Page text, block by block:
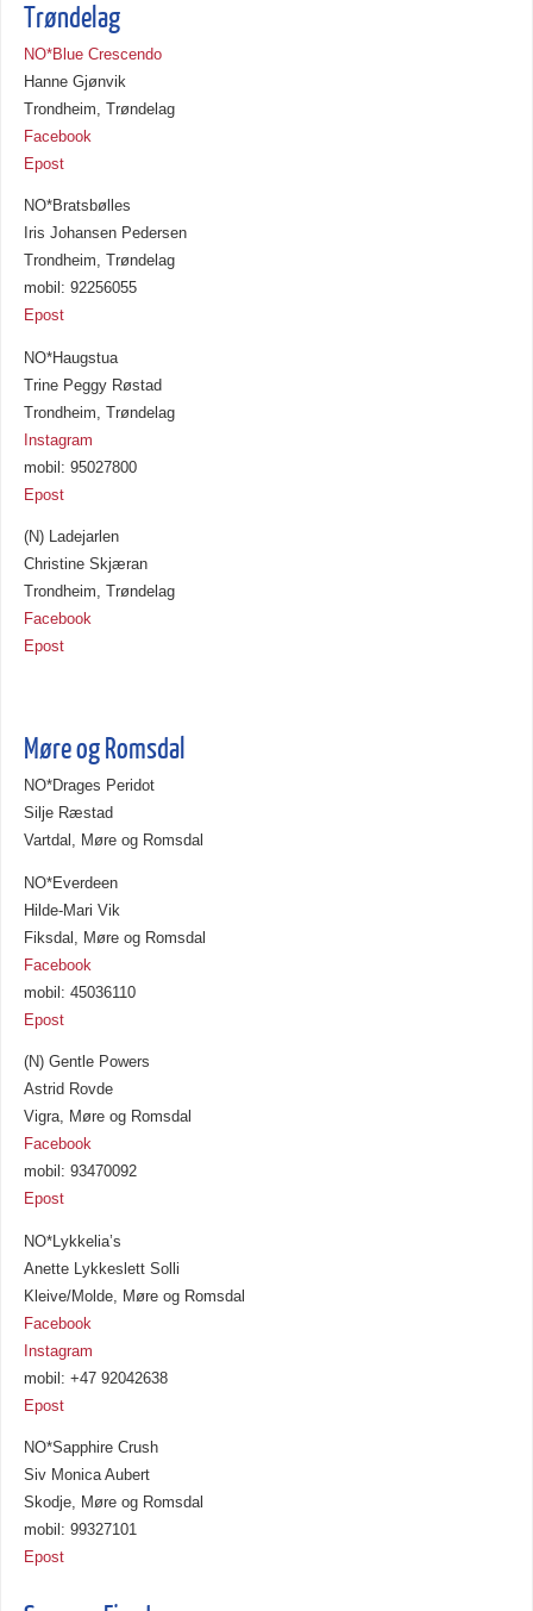
Trøndelag
NO*Blue Crescendo
Hanne Gjønvik
Trondheim, Trøndelag
Facebook
Epost
NO*Bratsbølles
Iris Johansen Pedersen
Trondheim, Trøndelag
mobil: 92256055
Epost
NO*Haugstua
Trine Peggy Røstad
Trondheim, Trøndelag
Instagram
mobil: 95027800
Epost
(N) Ladejarlen
Christine Skjæran
Trondheim, Trøndelag
Facebook
Epost
Møre og Romsdal
NO*Drages Peridot
Silje Ræstad
Vartdal, Møre og Romsdal
NO*Everdeen
Hilde-Mari Vik
Fiksdal, Møre og Romsdal
Facebook
mobil: 45036110
Epost
(N) Gentle Powers
Astrid Rovde
Vigra, Møre og Romsdal
Facebook
mobil: 93470092
Epost
NO*Lykkelia’s
Anette Lykkeslett Solli
Kleive/Molde, Møre og Romsdal
Facebook
Instagram
mobil: +47 92042638
Epost
NO*Sapphire Crush
Siv Monica Aubert
Skodje, Møre og Romsdal
mobil: 99327101
Epost